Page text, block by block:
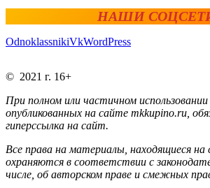
НАШИ
OdnoklassnikiVkWordPress
© 2021 г. 16+
При полном или частичном
опубликованных на сайте mkkupino.ru,
гиперссылка на сайт.
Все права на материалы, находящиеся на
охраняются в соответствии с
числе, об авторском праве и смежных